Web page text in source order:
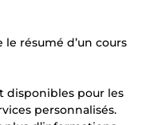
le résumé d’un cours
disponibles pour les
personnalisés.